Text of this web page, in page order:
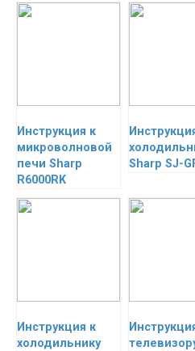
Инструкция к
микроволновой
печи Sharp
R6000RK
Sharp SJ-
Инструкция к
холодильнику